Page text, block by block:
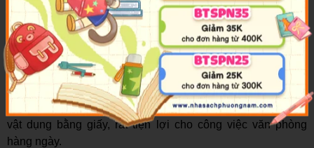
nhiều chất liệu như giấy, vải, nhựa,…
Dạng thỏi tiện dụng. Chất hồ khô không lem, không bết.
Độ dính xếp vào loại tốt, có thể kết chặt nhiều chất liệu giấy
khác nhau.
Với những ưu thế vượt trội, hồ khô hiện đang rất được ưa
chuộng trên thị trường.
Sản phẩm đặc biệt thích hợp khi dùng để dán bao thư, các
vật dụng bằng giấy, rất tiện lợi cho công việc văn phòng
hàng ngày.